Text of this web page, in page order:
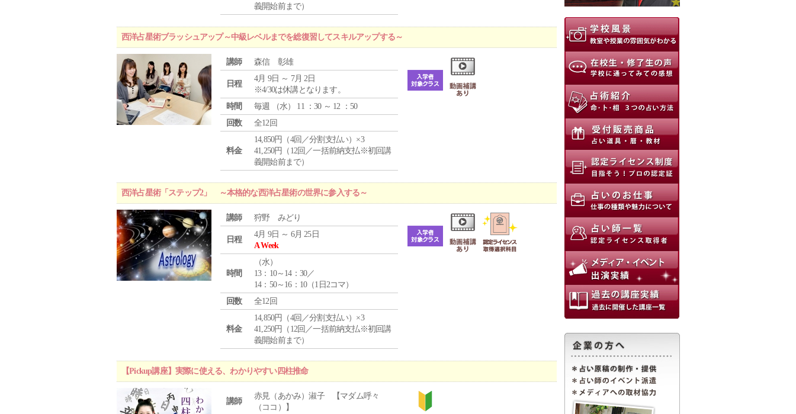
義開始前まで）
西洋占星術ブラッシュアップ～中級レベルまでを総復習してスキルアップする～
講師 森信 彰雄
日程
4月 9日 ～ 7月 2日
※4/30は休講となります。
時間
毎週 （水） 11 ：30 ～ 12 ：50
回数
全12回
料金
14,850円（4回／分割支払い）×3
41,250円（12回／一括前納支払※初回講
義開始前まで）
西洋占星術「ステップ2」 ～本格的な西洋占星術の世界に参入する～
講師 狩野 みどり
日程
4月 9日 ～ 6月 25日
A Week
時間
（水）
13：10～14：30／
14：50～16：10（1日2コマ）
回数
全12回
料金
14,850円（4回／分割支払い）×3
41,250円（12回／一括前納支払※初回講
義開始前まで）
【Pickup講座】実際に使える、わかりやすい四柱推命
講師
赤見（あかみ）淑子 【マダム呼々
（ココ）】